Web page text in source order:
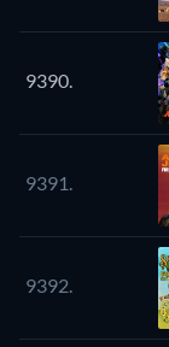
9390.
9391.
9392.